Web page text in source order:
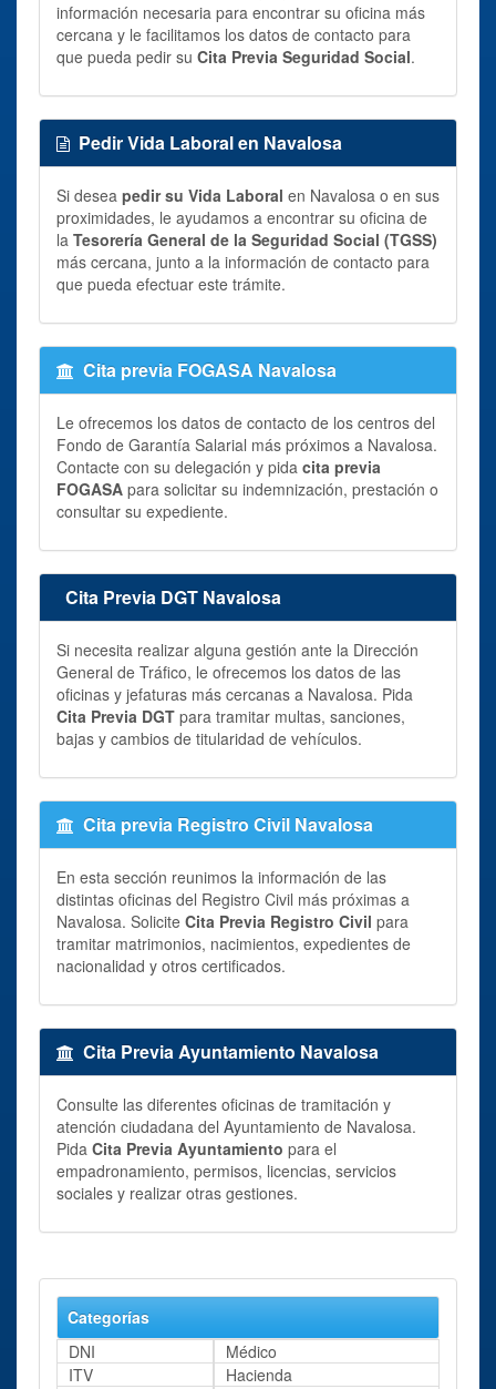
información necesaria para encontrar su oficina más
cercana y le facilitamos los datos de contacto para
que pueda pedir su Cita Previa Seguridad Social.
Pedir Vida Laboral en Navalosa
Si desea pedir su Vida Laboral en Navalosa o en sus
proximidades, le ayudamos a encontrar su oficina de
la Tesorería General de la Seguridad Social (TGSS)
más cercana, junto a la información de contacto para
que pueda efectuar este trámite.
Cita previa FOGASA Navalosa
Le ofrecemos los datos de contacto de los centros del
Fondo de Garantía Salarial más próximos a Navalosa.
Contacte con su delegación y pida cita previa
FOGASA para solicitar su indemnización, prestación o
consultar su expediente.
Cita Previa DGT Navalosa
Si necesita realizar alguna gestión ante la Dirección
General de Tráfico, le ofrecemos los datos de las
oficinas y jefaturas más cercanas a Navalosa. Pida
Cita Previa DGT para tramitar multas, sanciones,
bajas y cambios de titularidad de vehículos.
Cita previa Registro Civil Navalosa
En esta sección reunimos la información de las
distintas oficinas del Registro Civil más próximas a
Navalosa. Solicite Cita Previa Registro Civil para
tramitar matrimonios, nacimientos, expedientes de
nacionalidad y otros certificados.
Cita Previa Ayuntamiento Navalosa
Consulte las diferentes oficinas de tramitación y
atención ciudadana del Ayuntamiento de Navalosa.
Pida Cita Previa Ayuntamiento para el
empadronamiento, permisos, licencias, servicios
sociales y realizar otras gestiones.
Categorías
DNI
Médico
ITV
Hacienda